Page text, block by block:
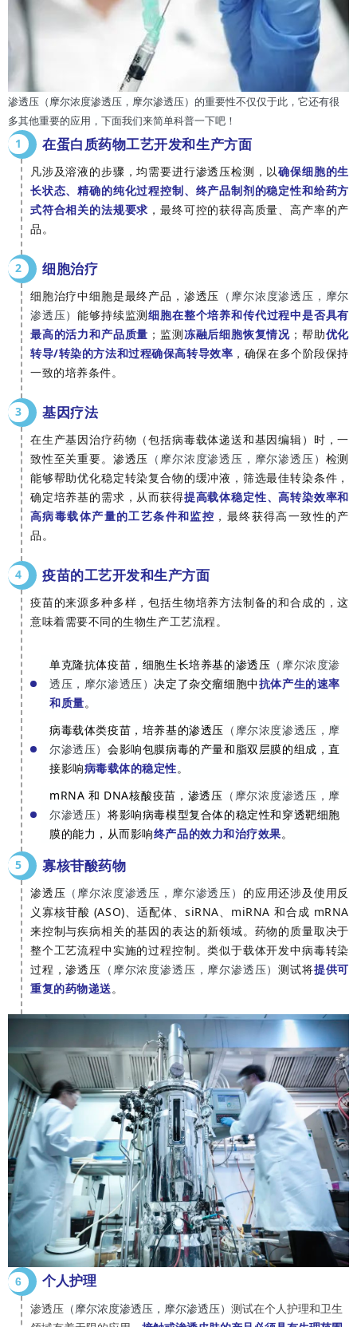
渗透压（摩尔浓度渗透压，摩尔渗透压）的重要性不仅仅于此， 它还有很
多其他重要的应用， 下面我们来简单科普一下吧！
1 在蛋白质药物工艺开发和生产方面
凡涉及溶液的步骤，均需要进行渗透压检测，以确保细胞的生
长状态、精确的纯化过程控制、终产品制剂的稳定性和给药方
式符合相关的法规要求 ，最终可控的获得高质量、高产率的产
品。
2 细胞治疗
细胞治疗中细胞是最终产品，渗透压 （摩尔浓度渗透压，摩尔
渗透压）能够持续监测细胞在整个培养和传代过程中是否具有
最高的活力和产品质量 ；监测冻融后细胞恢复情况 ；帮助优化
转导/转染的方法和过程确保高转导效率 ，确保在多个阶段保持
一致的培养条件。
3 基因疗法
在生产基因治疗药物（包括病毒载体递送和基因编辑）时，一
致性至关重要。渗透压 （摩尔浓度渗透压，摩尔渗透压） 检测
能够帮助优化稳定转染复合物的缓冲液，筛选最佳转染条件，
确定培养基的需求，从而获得提高载体稳定性、高转染效率和
高病毒载体产量的工艺条件和监控 ，最终获得高一致性的产
品。
4 疫苗的工艺开发和生产方面
疫苗的来源多种多样，包括生物培养方法制备的和合成的，这
意味着需要不同的生物生产工艺流程。
单克隆抗体疫苗，细胞生长培养基的渗透压 （摩尔浓度渗
透压，摩尔渗透压） 决定了杂交瘤细胞中抗体产生的速率
和质量。
病毒载体类疫苗，培养基的渗透压 （摩尔浓度渗透压，摩
尔渗透压）会影响包膜病毒的产量和脂双层膜的组成，直
接影响病毒载体的稳定性。
mRNA 和 DNA核酸疫苗，渗透压 （摩尔浓度渗透压，摩
尔渗透压）将影响病毒模型复合体的稳定性和穿透靶细胞
膜的能力，从而影响终产品的效力和治疗效果。
5 寡核苷酸药物
渗透压 （摩尔浓度渗透压，摩尔渗透压） 的应用还涉及使用反
义寡核苷酸 (ASO)、适配体、siRNA、miRNA 和合成 mRNA
来控制与疾病相关的基因的表达的新领域。药物的质量取决于
整个工艺流程中实施的过程控制。类似于载体开发中病毒转染
过程，渗透压 （摩尔浓度渗透压，摩尔渗透压）测试将提供可
重复的药物递送。
6 个人护理
渗透压 （摩尔浓度渗透压，摩尔渗透压） 测试在个人护理和卫生